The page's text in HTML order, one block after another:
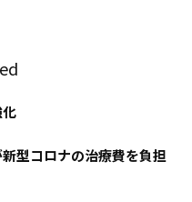
型コロナの治療費を負担